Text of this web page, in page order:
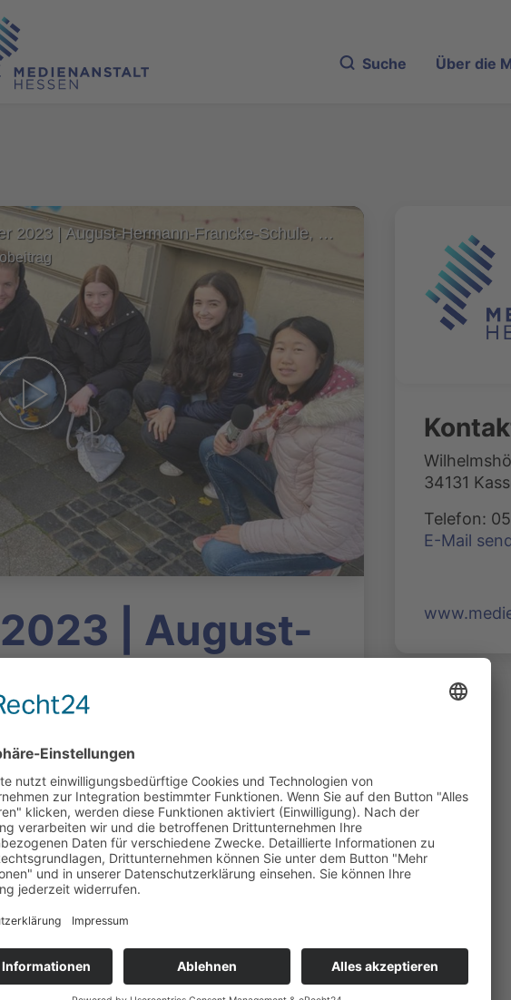
Suche Über die
MediaSurfer 2023 | August-Hermann-Francke-Schule, Gießen:
| August-
Schule,
Medienanstalt Hessen | 6468
August-Hermann-Francke-Schule
AG „francke.fm“. Der Beitrag zeugt von
und emotionaler Tiefe. Ihr, die
34131
Telefon:
E-Mail